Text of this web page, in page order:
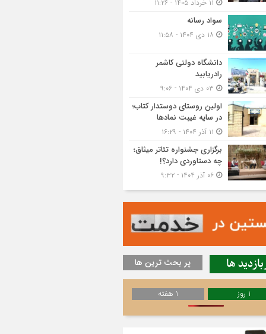
سواد رسانه
دانشگاه دولتی کاشمر‌
رادریابید
اولین روستای دوستدار کتاب؛
در سایه غیبت نمادها
برگزاری جشنواره تئاتر میثاق؛
چه دستاوردی دارد؟!
ها پر بحث ترین ها
1 روز 1 هفته